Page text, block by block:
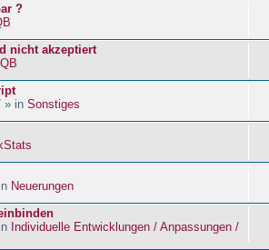
?
nicht akzeptiert
» in Sonstiges
Neuerungen
Individuelle Entwicklungen / Anpassungen /